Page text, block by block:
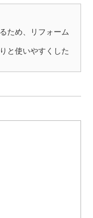
ため、リフォーム
と使いやすくした